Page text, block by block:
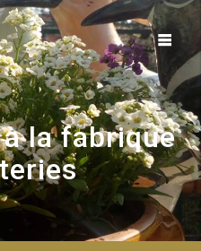
Skip
to
content
la fabrique